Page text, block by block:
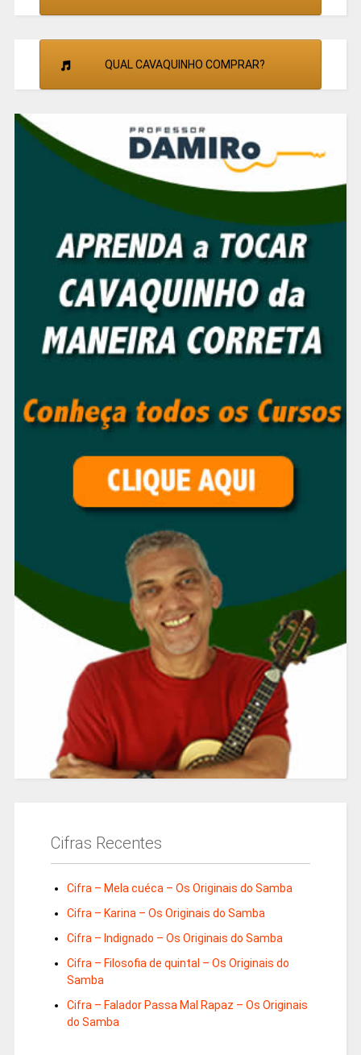
QUAL CAVAQUINHO COMPRAR?
Cifras Recentes
Cifra – Mela cuéca – Os Originais do Samba
Cifra – Karina – Os Originais do Samba
Cifra – Indignado – Os Originais do Samba
Cifra – Filosofia de quintal – Os Originais do
Samba
Cifra – Falador Passa Mal Rapaz – Os Originais
do Samba